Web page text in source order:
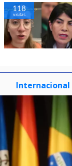
118
visitas
Internacional